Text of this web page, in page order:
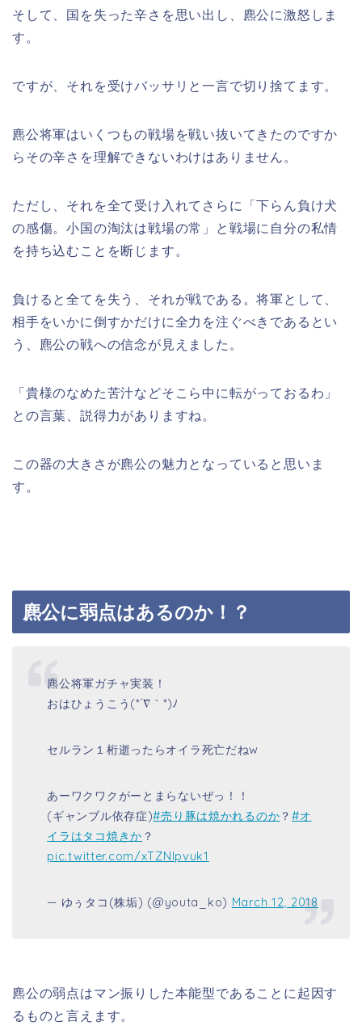
そして、国を失った辛さを思い出し、麃公に激怒しま
す。
ですが、それを受けバッサリと一言で切り捨てます。
麃公将軍はいくつもの戦場を戦い抜いてきたのですか
らその辛さを理解できないわけはありません。
ただし、それを全て受け入れてさらに「下らん負け犬
の感傷。小国の淘汰は戦場の常」と戦場に自分の私情
を持ち込むことを断じます。
負けると全てを失う、それが戦である。将軍として、
相手をいかに倒すかだけに全力を注ぐべきであるとい
う、麃公の戦への信念が見えました。
「貴様のなめた苦汁などそこら中に転がっておるわ」
との言葉、説得力がありますね。
この器の大きさが麃公の魅力となっていると思いま
す。
麃公に弱点はあるのか！？
麃公将軍ガチャ実装！
おはひょうこう(*´∇｀*)ﾉ
セルラン１桁逝ったらオイラ死亡だねw
あーワクワクがーとまらないぜっ！！
(ギャンブル依存症)#売り豚は焼かれるのか ？#オ
イラはタコ焼きか ？
pic.twitter.com/xTZNIpvuk1
— ゆぅタコ(株垢) (@youta_ko) March 12, 2018
麃公の弱点はマン振りした本能型であることに起因す
るものと言えます。